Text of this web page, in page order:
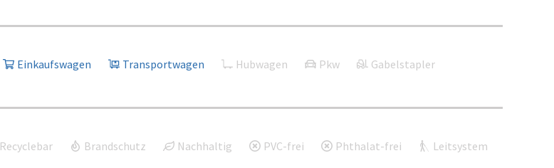
Einkaufswagen Transportwagen Hubwagen Pkw Gabelstapler
Recyclebar Brandschutz Nachhaltig PVC-frei Phthalat-frei Leitsystem